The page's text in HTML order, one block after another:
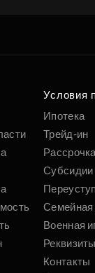
Условия
Ипотека
Трейд-ин
Рассрочка
Субсидии
Семейная
Военная
Реквизиты
Контакты